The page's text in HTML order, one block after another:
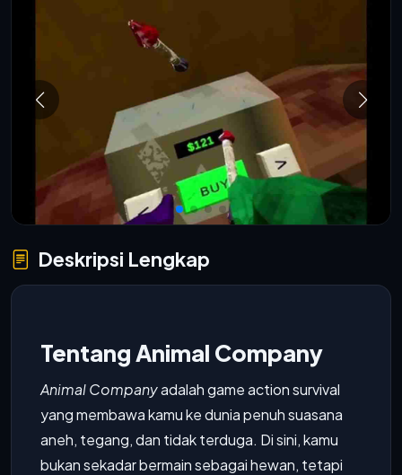
Deskripsi Lengkap
Tentang Animal Company
Animal Companyadalah game action survival
yang membawa kamu ke dunia penuh suasana
aneh, tegang, dan tidak terduga. Di sini, kamu
bukan sekadar bermain sebagai hewan, tetapi